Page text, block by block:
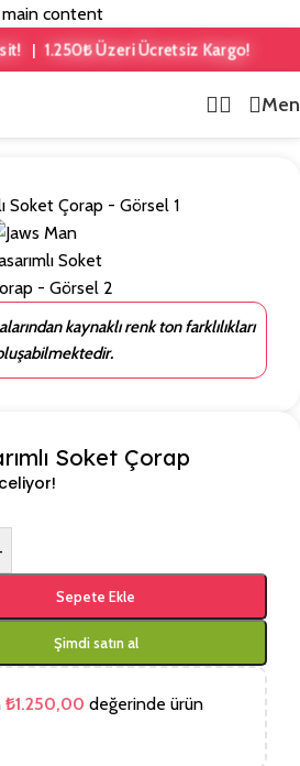
content
| 1.250₺ Üzeri Ücretsiz Kargo!
kaynaklı renk ton farklılıkları
Soket Çorap
Sepete Ekle
Şimdi satın al
₺1.250,00 değerinde ürün